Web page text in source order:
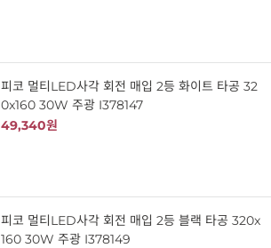
피코 멀티LED사각 회전 매입 2등 화이트 타공 32
0x160 30W 주광 I378147
49,340원
피코 멀티LED사각 회전 매입 2등 블랙 타공 320x
160 30W 주광 I378149